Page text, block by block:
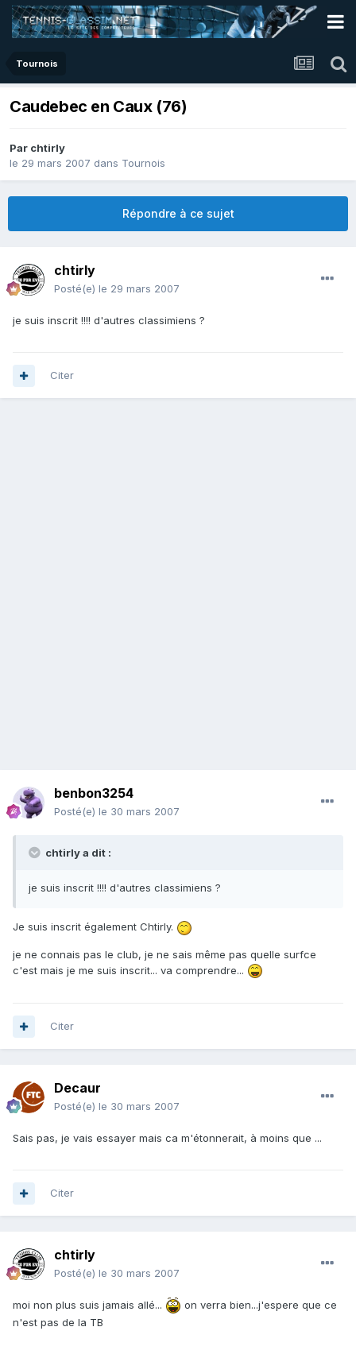
Tournois
Caudebec en Caux (76)
Par chtirly
le 29 mars 2007 dans Tournois
Répondre à ce sujet
chtirly
Posté(e) le 29 mars 2007
je suis inscrit !!!! d'autres classimiens ?
Citer
benbon3254
Posté(e) le 30 mars 2007
chtirly a dit :
je suis inscrit !!!! d'autres classimiens ?
Je suis inscrit également Chtirly.
je ne connais pas le club, je ne sais même pas quelle surfce
c'est mais je me suis inscrit... va comprendre...
Citer
Decaur
Posté(e) le 30 mars 2007
Sais pas, je vais essayer mais ca m'étonnerait, à moins que ...
Citer
chtirly
Posté(e) le 30 mars 2007
moi non plus suis jamais allé...
on verra bien...j'espere que ce
n'est pas de la TB